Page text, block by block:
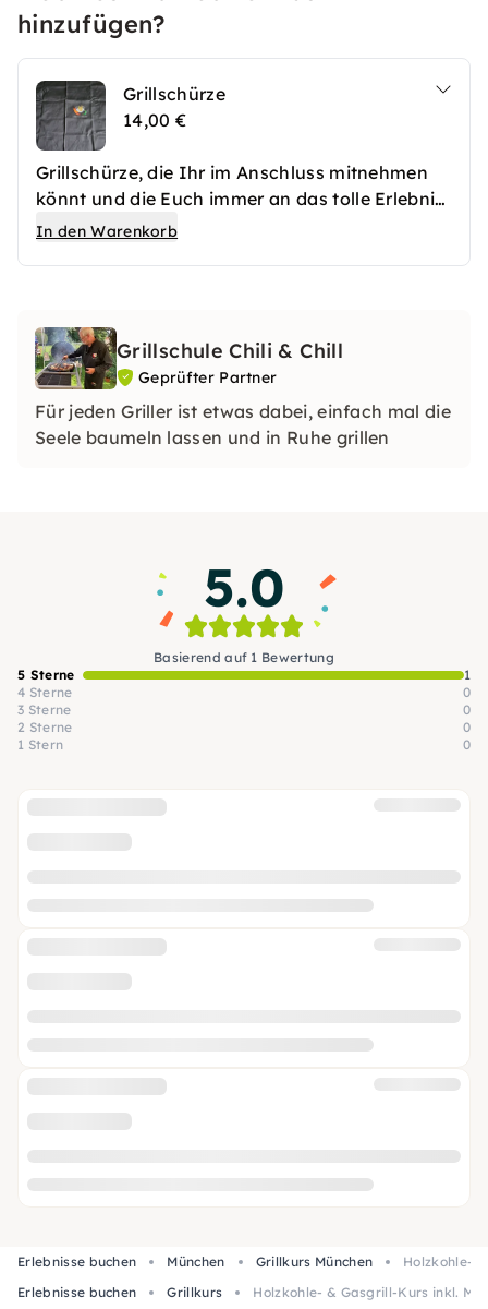
hinzufügen?
Grillschürze
14,00 €
Grillschürze, die Ihr im Anschluss mitnehmen
könnt und die Euch immer an das tolle Erlebnis
in der Grillschule Chilli & Chill erinnert.
In den Warenkorb
Grillschule Chili & Chill
Geprüfter Partner
Für jeden Griller ist etwas dabei, einfach mal die
Seele baumeln lassen und in Ruhe grillen
5.0
Basierend auf 1 Bewertung
5 Sterne
1
4 Sterne
0
3 Sterne
0
2 Sterne
0
1 Stern
0
Erlebnisse buchen München Grillkurs München
Holzkohle-
Erlebnisse buchen
Grillkurs Holzkohle- & Gasgrill-Kurs inkl.